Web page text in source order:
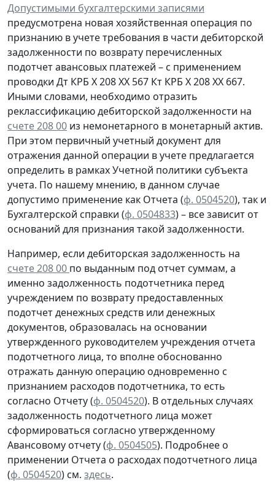
Допустимыми бухгалтерскими записями
предусмотрена новая хозяйственная операция по
признанию в учететребования в части дебиторской
задолженности по возврату перечисленных
подотчет авансовых платежей – с применением
проводки Дт КРБ Х 208 ХХ 567 Кт КРБ Х 208 ХХ 667.
Иными словами, необходимо отразить
реклассификацию дебиторской задолженности на
счете 208 00 из немонетарного в монетарный актив.
При этом первичный учетный документ для
отражения данной операции в учете предлагается
определить в рамках Учетной политики субъекта
учета. По нашему мнению, в данном случае
допустимо применение как Отчета (ф. 0504520), так и
Бухгалтерской справки (ф. 0504833) – все зависит от
оснований для признания такой задолженности.
Например, если дебиторская задолженность на
счете 208 00 по выданным под отчет суммам, а
именно задолженность подотчетника перед
учреждением по возврату предоставленных
подотчет денежных средств или денежных
документов, образовалась на основании
утвержденного руководителем учреждения отчета
подотчетного лица, то вполне обоснованно
отражать данную операцию одновременно с
признанием расходов подотчетника, то есть
согласно Отчету (ф. 0504520). В отдельных случаях
задолженность подотчетного лица может
сформироваться согласно утвержденному
Авансовому отчету(ф. 0504505). Подробнее о
применении Отчета о расходах подотчетного лица
(ф. 0504520) см. здесь.